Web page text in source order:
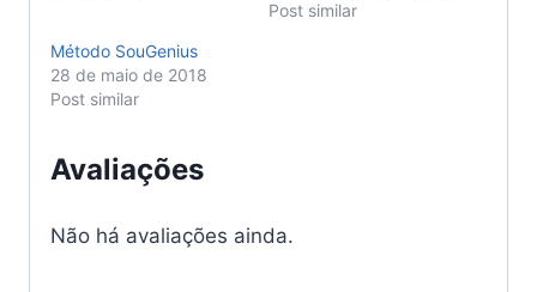
Post similar
Método SouGenius
28 de maio de 2018
Post similar
Avaliações
Não há avaliações ainda.